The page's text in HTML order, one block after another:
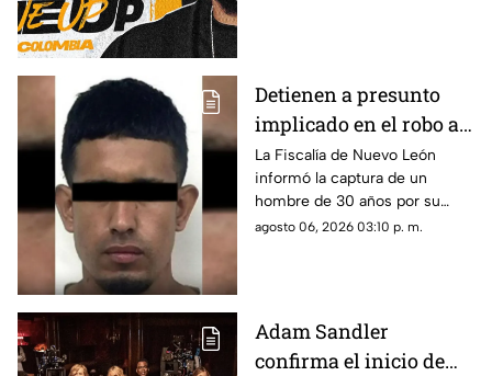
Detienen a presunto
implicado en el robo a
la casa de Karely Ruiz;
huellas dactilares
fueron clave
La Fiscalía de Nuevo León
informó la captura de un
hombre de 30 años por su
presunta participación en el
agosto 06, 2026 03:10 p. m.
Adam Sandler
confirma el inicio de